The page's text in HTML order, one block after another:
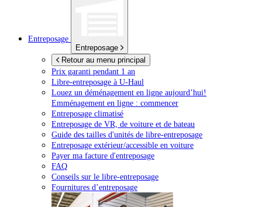
Entreposage
Entreposage
Retour au menu principal
Prix garanti pendant 1 an
Libre-entreposage à U-Haul
Louez un déménagement en ligne aujourd’hui!
Emménagement en ligne : commencer
Entreposage climatisé
Entreposage de VR, de voiture et de bateau
Guide des tailles d'unités de libre-entreposage
Entreposage extérieur/accessible en voiture
Payer ma facture d'entreposage
FAQ
Conseils sur le libre-entreposage
Fournitures d’entreposage